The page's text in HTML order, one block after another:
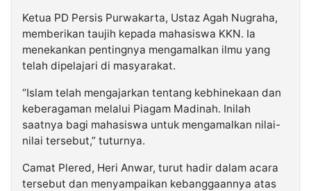
Ketua PD Persis Purwakarta, Ustaz Agah Nugraha,
memberikan taujih kepada mahasiswa KKN. Ia
menekankan pentingnya mengamalkan ilmu yang
telah dipelajari di masyarakat.
“Islam telah mengajarkan tentang kebhinekaan dan
keberagaman melalui Piagam Madinah. Inilah
saatnya bagi mahasiswa untuk mengamalkan nilai-
nilai tersebut,” tuturnya.
Camat Plered, Heri Anwar, turut hadir dalam acara
tersebut dan menyampaikan kebanggaannya atas